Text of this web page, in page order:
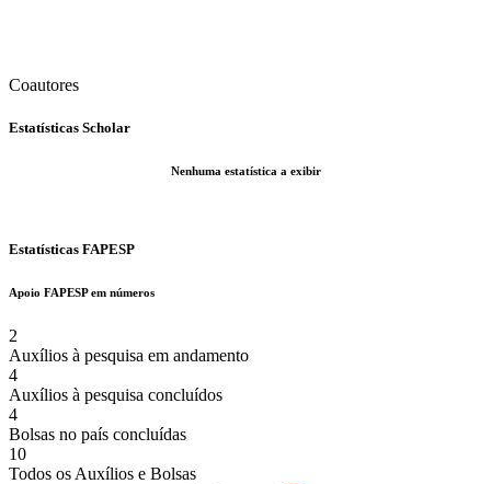
Coautores
Estatísticas Scholar
Nenhuma estatística a exibir
Estatísticas FAPESP
Apoio FAPESP em números
2
Auxílios à pesquisa em andamento
4
Auxílios à pesquisa concluídos
4
Bolsas no país concluídas
10
Todos os Auxílios e Bolsas